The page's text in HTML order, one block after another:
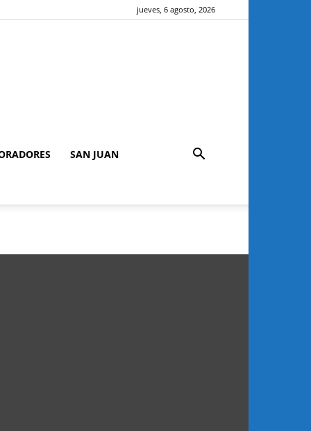
jueves, 6 agosto, 2026
SAN JUAN